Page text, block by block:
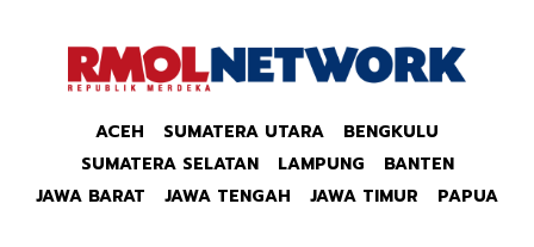
ACEH SUMATERA UTARA
BENGKULU
SUMATERA SELATAN
LAMPUNG
BANTEN
JAWA BARAT
JAWA TENGAH JAWA TIMUR PAPUA